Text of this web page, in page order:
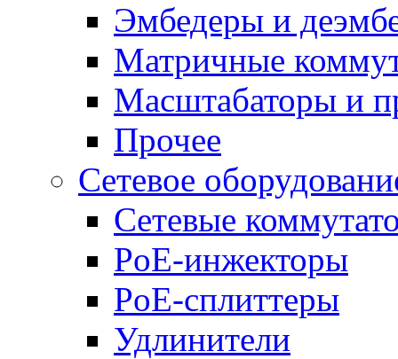
Эмбедеры и
Матричные
Масштабаторы и
Прочее
Сетевое
Сетевые
PoE-инжекторы
PoE-сплиттеры
Удлинители